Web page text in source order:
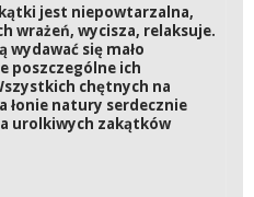
jest niepowtarzalna,
wrażeń, wycisza, relaksuje.
wydawać się mało
poszczególne ich
chętnych na
łonie natury serdecznie
urolkiwych zakątków